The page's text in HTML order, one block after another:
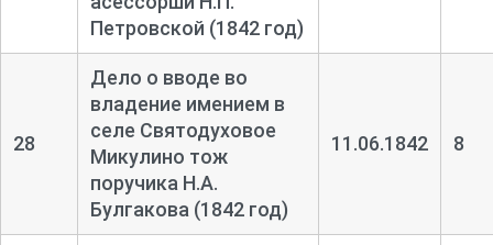
Петровской (1842 год)
28
Дело о вводе во
владение имением в
селе Святодуховое
Микулино тож
поручика Н.А.
Булгакова (1842 год)
11.06.1842 8